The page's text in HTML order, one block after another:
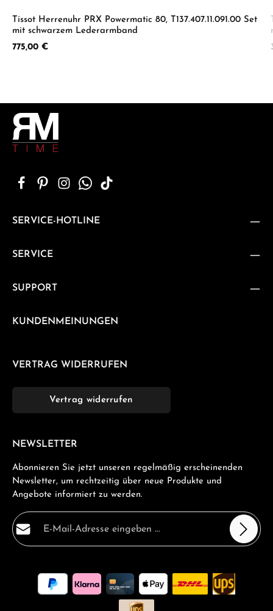
Tissot Herrenuhr PRX Powermatic 80, T137.407.11.091.00 Set
mit schwarzem Lederarmband
Regulärer Preis:
775,00 €
SERVICE-HOTLINE
SERVICE
SUPPORT
KUNDENMEINUNGEN
VERTRAG WIDERRUFEN
Vertrag widerrufen
NEWSLETTER
Abonnieren Sie jetzt unseren regelmäßig erscheinenden
Newsletter, um rechtzeitig über neue Produkte und
Angebote informiert zu werden.
E-Mail-Adresse*
Ich habe die
Datenschutzbestimmungen
zur Kenntnis
genommen und dieAGBgelesen und bin mit ihnen
Pflichtfelder.